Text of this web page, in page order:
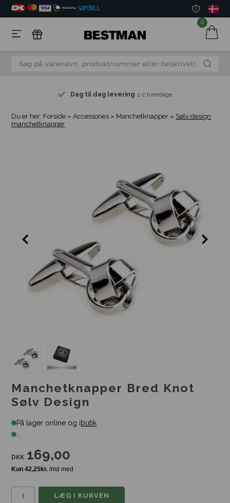
0
Dag til dag levering 1-2 hverdage
Du er her: Forside »Accessories » Manchetknapper » Sølv design
manchetknapper
Manchetknapper Bred Knot
Sølv Design
På lager online og ibutik
...
DKK 169,00